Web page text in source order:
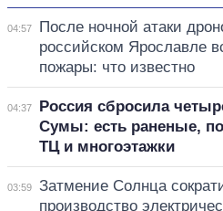
04:57
После ночной атаки
российском Ярославле
пожары: что известно
04:37
Россия сбросила
Сумы: есть раненые,
ТЦ и многоэтажки
03:59
Затмение Солнца
производство